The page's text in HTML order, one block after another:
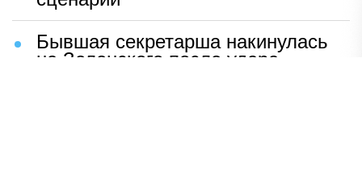
Бывшая секретарша накинулась
на Зеленского после удара